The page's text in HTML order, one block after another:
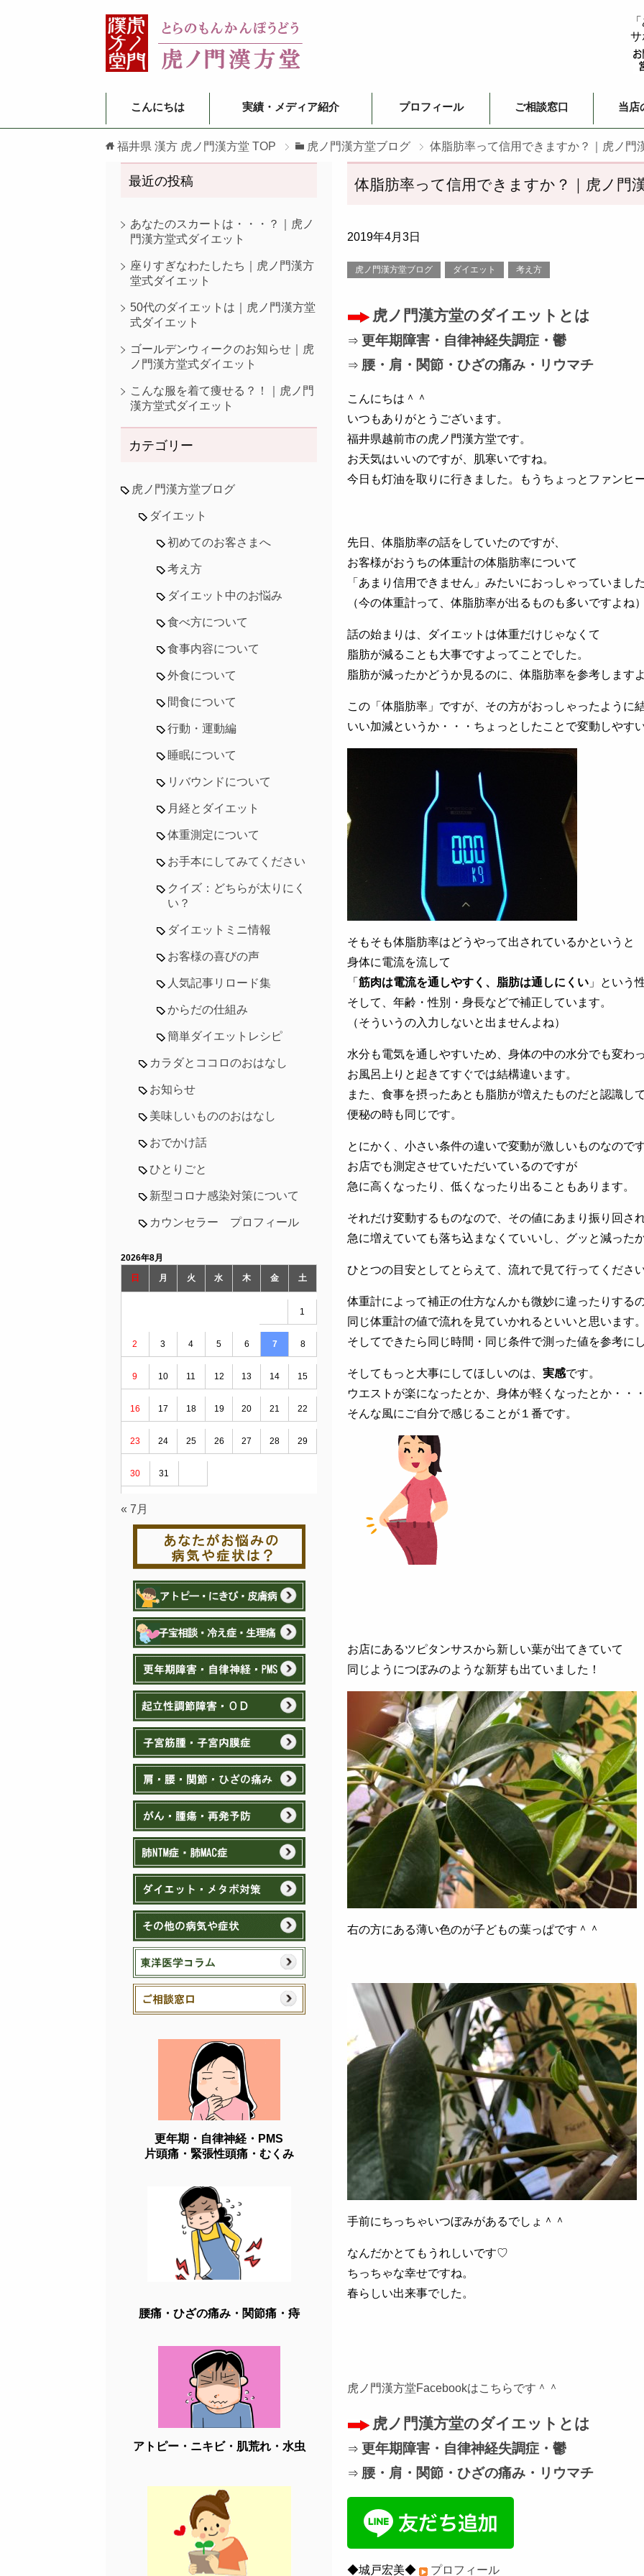
サ
こんにちは 実績・メディア紹介 プロフィール ご相談窓口 当店
福井県 漢方 虎ノ門漢方堂 TOP 虎ノ門漢方堂ブログ 体脂肪率って信用できますか？｜虎ノ門
体脂肪率って信用できますか？｜虎ノ門
2019年4月3日
虎ノ門漢方堂ブログ ダイエット 考え方
虎ノ門漢方堂のダイエットとは
⇒ 更年期障害・自律神経失調症・鬱
⇒ 腰・肩・関節・ひざの痛み・リウマチ
こんにちは＾＾
いつもありがとうございます。
福井県越前市の虎ノ門漢方堂です。
お天気はいいのですが、肌寒いですね。
今日も灯油を取りに行きました。もうちょっとファンヒ
先日、体脂肪率の話をしていたのですが、
お客様がおうちの体重計の体脂肪率について
「あまり信用できません」みたいにおっしゃっていました
（今の体重計って、体脂肪率が出るものも多いですよね）
話の始まりは、ダイエットは体重だけじゃなくて
脂肪が減ることも大事ですよってことでした。
脂肪が減ったかどうか見るのに、体脂肪率を参考しますよ
この「体脂肪率」ですが、その方がおっしゃったように
いい加減というか・・・ちょっとしたことで変動しやす
そもそも体脂肪率はどうやって出されているかというと
身体に電流を流して
「 筋肉は電流を通しやすく、脂肪は通しにくい 」という
そして、年齢・性別・身長などで補正しています。
（そういうの入力しないと出ませんよね）
水分も電気を通しやすいため、身体の中の水分でも変わ
お風呂上りと起きてすぐでは結構違います。
また、食事を摂ったあとも脂肪が増えたものだと認識し
便秘の時も同じです。
とにかく、小さい条件の違いで変動が激しいものなのです
お店でも測定させていただいているのですが
急に高くなったり、低くなったり出ることもあります。
それだけ変動するものなので、その値にあまり振り回さ
急に増えていても落ち込まなくていいし、グッと減った
ひとつの目安としてとらえて、流れで見て行ってください
体重計によって補正の仕方なんかも微妙に違ったりする
同じ体重計の値で流れを見ていかれるといいと思います。
そしてできたら同じ時間・同じ条件で測った値を参考に
そしてもっと大事にしてほしいのは、 実感です。
ウエストが楽になったとか、身体が軽くなったとか・・・
そんな風にご自分で感じることが１番です。
お店にあるツピタンサスから新しい葉が出てきていて
同じようにつぼみのような新芽も出ていました！
右の方にある薄い色のが子どもの葉っぱです＾＾
手前にちっちゃいつぼみがあるでしょ＾＾
なんだかとてもうれしいです♡
ちっちゃな幸せですね。
春らしい出来事でした。
虎ノ門漢方堂Facebookはこちらです＾＾
虎ノ門漢方堂のダイエットとは
⇒ 更年期障害・自律神経失調症・鬱
⇒ 腰・肩・関節・ひざの痛み・リウマチ
◆城戸宏美◆ プロフィール
最近の投稿
あなたのスカートは・・・？｜虎ノ
門漢方堂式ダイエット
座りすぎなわたしたち｜虎ノ門漢方
堂式ダイエット
50代のダイエットは｜虎ノ門漢方堂
式ダイエット
ゴールデンウィークのお知らせ｜虎
ノ門漢方堂式ダイエット
こんな服を着て痩せる？！｜虎ノ門
漢方堂式ダイエット
カテゴリー
虎ノ門漢方堂ブログ
ダイエット
初めてのお客さまへ
考え方
ダイエット中のお悩み
食べ方について
食事内容について
外食について
間食について
行動・運動編
睡眠について
リバウンドについて
月経とダイエット
体重測定について
お手本にしてみてください
クイズ：どちらが太りにく
い？
ダイエットミニ情報
お客様の喜びの声
人気記事リロード集
からだの仕組み
簡単ダイエットレシピ
カラダとココロのおはなし
お知らせ
美味しいもののおはなし
おでかけ話
ひとりごと
新型コロナ感染対策について
カウンセラー プロフィール
2026年8月
日
月 火 水 木 金 土
1
2 3 4 5 6 7 8
9 10 11 12 13 14 15
16 17 18 19 20 21 22
23 24 25 26 27 28 29
30 31
« 7月
更年期・自律神経・PMS
片頭痛・緊張性頭痛・むくみ
腰痛・ひざの痛み・関節痛・痔
アトピー・ニキビ・肌荒れ・水虫